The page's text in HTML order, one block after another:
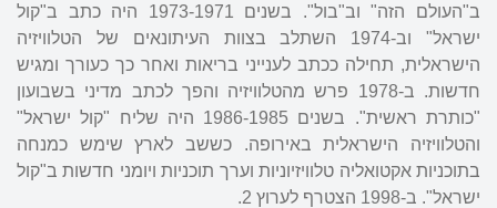
ב"העולם הזה" וב"בול". בשנים 1973-1971 היה כתב ב"קול
ישראל" וב-1974 השתלב בצוות העיתונאים של הטלוויזיה
הישראלית, תחילה ככתב לענייני בריאות ואחר כך כעורך ומגיש
חדשות. ב-1978 פרש מהטלוויזיה והפך לכתב מדיני בשבועון
"כותרת ראשית". בשנים 1986-1985 היה שליח "קול ישראל"
והטלוויזיה הישראלית באירופה. כששב לארץ שימש כמנחה
בתוכניות אקטואליה טלוויזיוניות וערך תוכניות ויומני חדשות ב"קול
ישראל". ב-1998 הצטרף לערוץ 2.